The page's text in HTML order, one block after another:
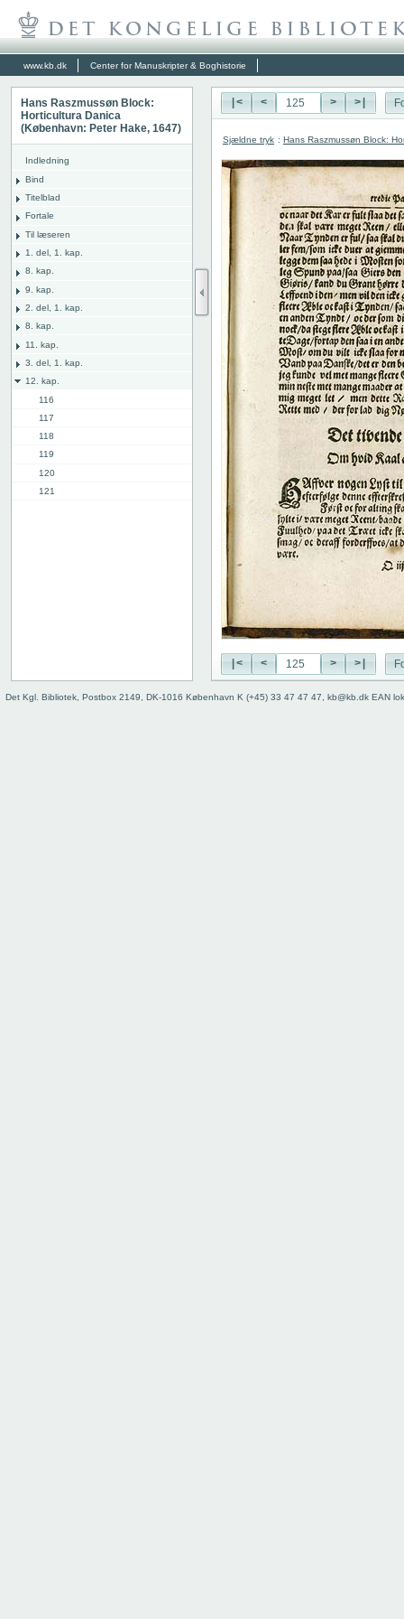
www.kb.dk Center for Manuskripter & Boghistorie
Hans Raszmussøn Block:
Horticultura Danica
(København: Peter Hake, 1647)
Indledning
Bind
Titelblad
Fortale
Til læseren
1. del, 1. kap.
8. kap.
9. kap.
2. del, 1. kap.
8. kap.
11. kap.
3. del, 1. kap.
12. kap.
116
117
118
119
120
121
|< < > >|
Sjældne tryk : Hans Raszmussøn Block:
|< < > >|
Det Kgl. Bibliotek, Postbox 2149, DK-1016 København K (+45) 33 47 47 47, kb@kb.dk EAN